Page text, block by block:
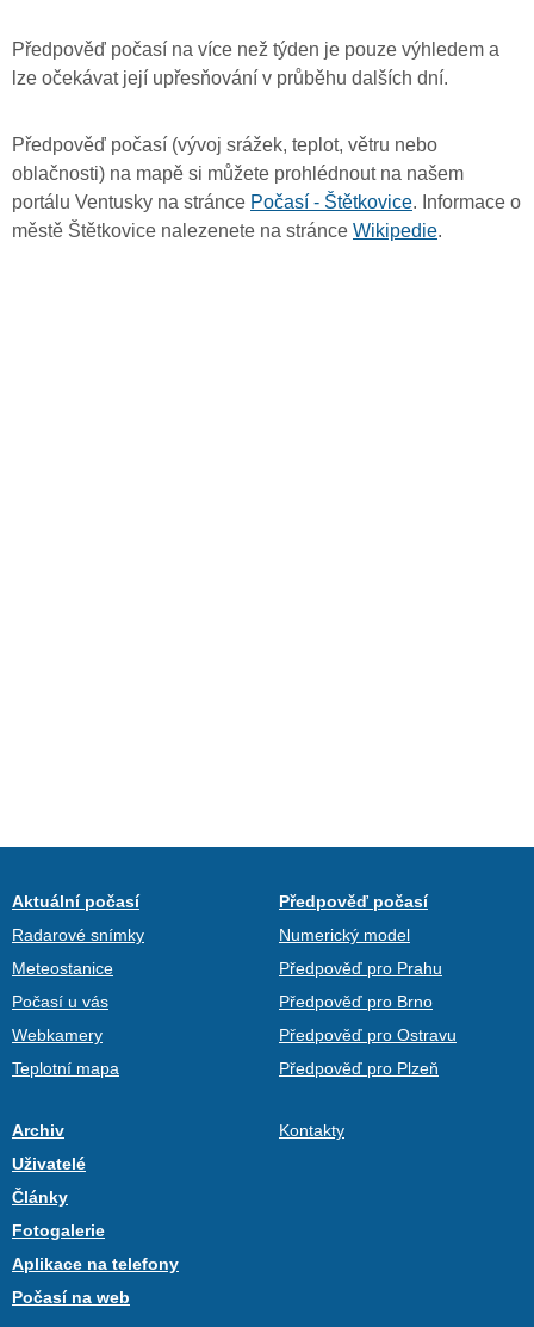
Předpověď počasí na více než týden je pouze výhledem a
lze očekávat její upřesňování v průběhu dalších dní.
Předpověď počasí (vývoj srážek, teplot, větru nebo
oblačnosti) na mapě si můžete prohlédnout na našem
portálu Ventusky na stránce Počasí - Štětkovice. Informace o
městě Štětkovice nalezenete na stránce Wikipedie.
Aktuální počasí
Radarové snímky
Meteostanice
Počasí u vás
Webkamery
Teplotní mapa
Předpověď počasí
Numerický model
Předpověď pro Prahu
Předpověď pro Brno
Předpověď pro Ostravu
Předpověď pro Plzeň
Archiv
Uživatelé
Články
Fotogalerie
Aplikace na telefony
Počasí na web
Kontakty